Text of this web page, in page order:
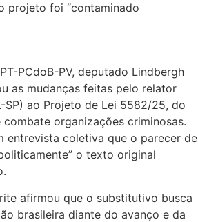
projeto foi “contaminado
PCdoB-PV, deputado Lindbergh
as mudanças feitas pelo relator
SP) ao Projeto de Lei 5582/25, do
organizações criminosas.
entrevista coletiva que o parecer de
o texto original
afirmou que o substitutivo busca
brasileira diante do avanço e da